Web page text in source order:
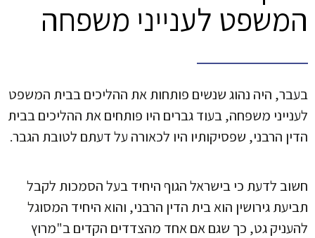
המשפט לענייני משפחה
בעבר, היה נהוג שנשים פותחות את ההליכים בבית המשפט
לענייני משפחה, בעוד גברים היו פותחים את ההליכים בבית
הדין הרבני, שפסיקותיו היו לכאורה על דעתם לטובת הגבר.
חשוב לדעת כי בישראל הגוף היחיד בעל הסמכות לקבל
תביעת גירושין הוא בית הדין הרבני, והוא היחיד המסוגל
להעניק גט, כך שגם אם אחד מהצדדים הקדים ב"מרוץ